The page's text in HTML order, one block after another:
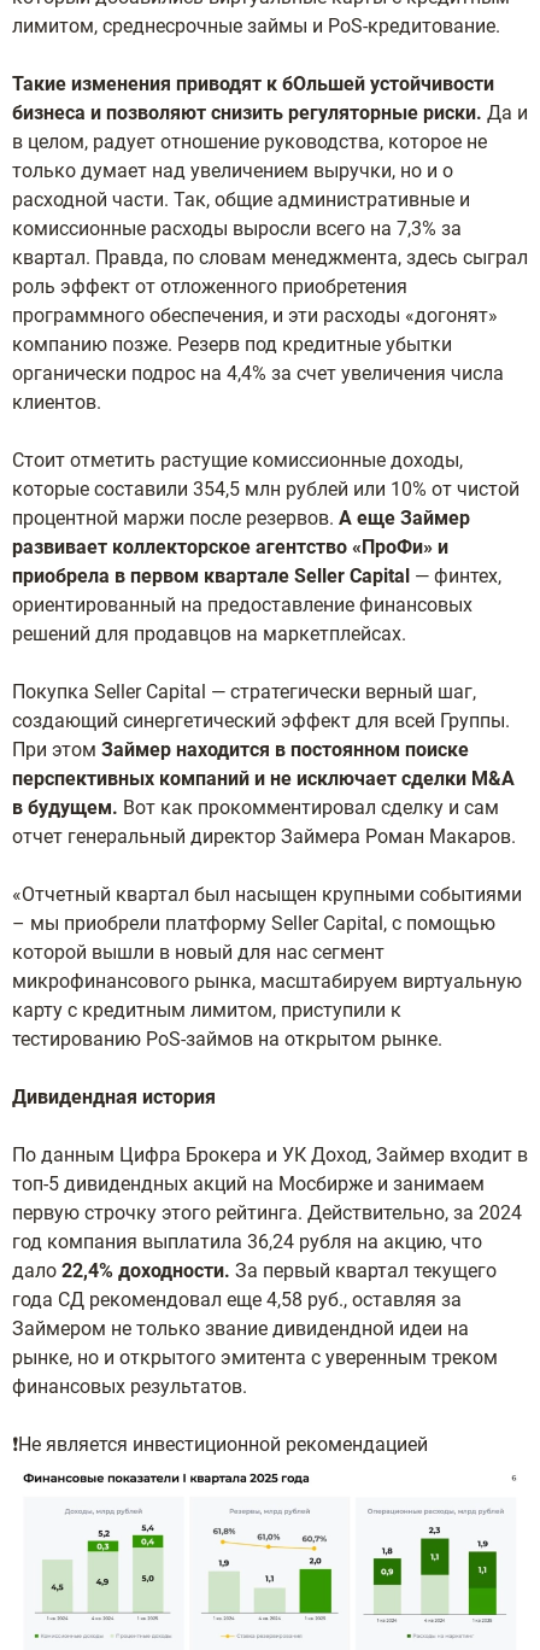
лимитом, среднесрочные займы и PoS-кредитование.
Такие изменения приводят к бОльшей устойчивости
бизнеса и позволяют снизить регуляторные риски. Да и
в целом, радует отношение руководства, которое не
только думает над увеличением выручки, но и о
расходной части. Так, общие административные и
комиссионные расходы выросли всего на 7,3% за
квартал. Правда, по словам менеджмента, здесь сыграл
роль эффект от отложенного приобретения
программного обеспечения, и эти расходы «догонят»
компанию позже. Резерв под кредитные убытки
органически подрос на 4,4% за счет увеличения числа
клиентов.
Стоит отметить растущие комиссионные доходы,
которые составили 354,5 млн рублей или 10% от чистой
процентной маржи после резервов. А еще Займер
развивает коллекторское агентство «ПроФи» и
приобрела в первом квартале Seller Capital — финтех,
ориентированный на предоставление финансовых
решений для продавцов на маркетплейсах.
Покупка Seller Capital — стратегически верный шаг,
создающий синергетический эффект для всей Группы.
При этом Займер находится в постоянном поиске
перспективных компаний и не исключает сделки M&A
в будущем. Вот как прокомментировал сделку и сам
отчет генеральный директор Займера Роман Макаров.
«Отчетный квартал был насыщен крупными событиями
– мы приобрели платформу Seller Capital, с помощью
которой вышли в новый для нас сегмент
микрофинансового рынка, масштабируем виртуальную
карту с кредитным лимитом, приступили к
тестированию PoS-займов на открытом рынке.
Дивидендная история
По данным Цифра Брокера и УК Доход, Займер входит в
топ-5 дивидендных акций на Мосбирже и занимаем
первую строчку этого рейтинга. Действительно, за 2024
год компания выплатила 36,24 рубля на акцию, что
дало 22,4% доходности. За первый квартал текущего
года СД рекомендовал еще 4,58 руб., оставляя за
Займером не только звание дивидендной идеи на
рынке, но и открытого эмитента с уверенным треком
финансовых результатов.
❗️Не является инвестиционной рекомендацией